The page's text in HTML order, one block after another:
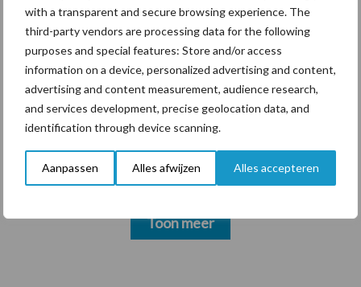
with a transparent and secure browsing experience. The
third-party vendors are processing data for the following
purposes and special features: Store and/or access
information on a device, personalized advertising and content,
advertising and content measurement, audience research,
and services development, precise geolocation data, and
identification through device scanning.
Aanpassen Alles afwijzen Alles accepteren
Diergezondheid Bemesting Fokkerij
Mastitis Hittestress
Toon meer